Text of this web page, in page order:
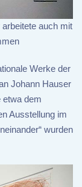
auch mit
Werke der
Johann Hauser
etwa dem
Ausstellung im
wurden